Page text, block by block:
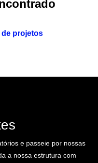
de projetos
e passeie por nossas
a nossa estrutura com